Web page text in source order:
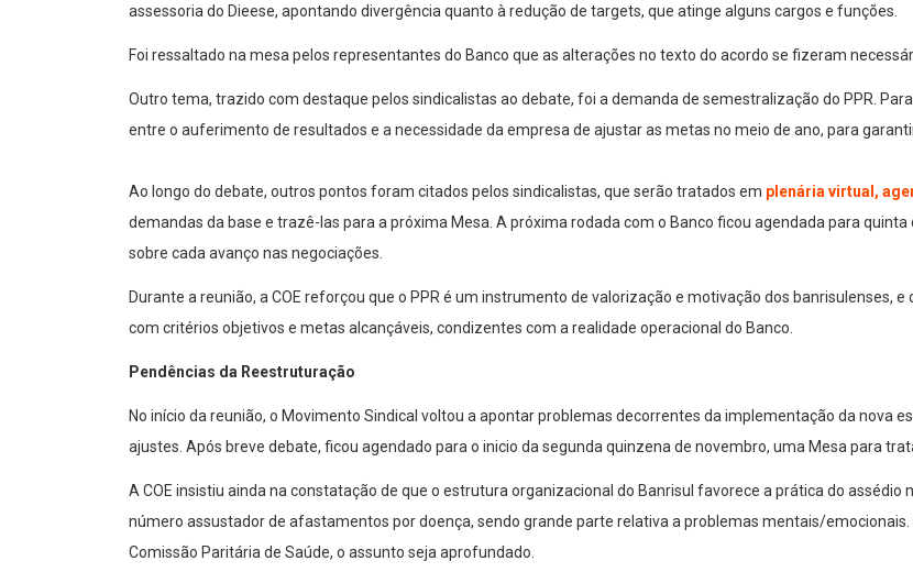
assessoria do Dieese, apontando divergência quanto à redução de targets, que atinge alguns cargos e funções.
Foi ressaltado na mesa pelos representantes do Banco que as alterações no texto do acordo se fizeram
Outro tema, trazido com destaque pelos sindicalistas ao debate, foi a demanda de semestralização do PPR.
entre o auferimento de resultados e a necessidade da empresa de ajustar as metas no meio de ano, para
Ao longo do debate, outros pontos foram citados pelos sindicalistas, que serão tratados em plenária virtual,
demandas da base e trazê-las para a próxima Mesa. A próxima rodada com o Banco ficou agendada para
sobre cada avanço nas negociações.
Durante a reunião, a COE reforçou que o PPR é um instrumento de valorização e motivação dos banrisulenses,
com critérios objetivos e metas alcançáveis, condizentes com a realidade operacional do Banco.
Pendências da Reestruturação
No início da reunião, o Movimento Sindical voltou a apontar problemas decorrentes da implementação da nova
ajustes. Após breve debate, ficou agendado para o inicio da segunda quinzena de novembro, uma Mesa para
A COE insistiu ainda na constatação de que o estrutura organizacional do Banrisul favorece a prática do
número assustador de afastamentos por doença, sendo grande parte relativa a problemas mentais/
Comissão Paritária de Saúde, o assunto seja aprofundado.